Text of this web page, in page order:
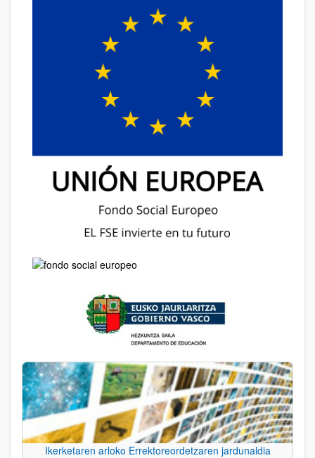
Ikerketaren arloko Errektoreordetzaren jardunaldia